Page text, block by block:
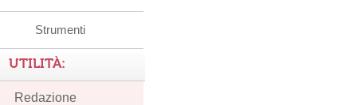
Strumenti
UTILITÀ:
Redazione